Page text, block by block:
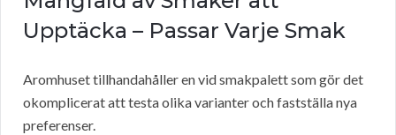
Upptäcka – Passar Varje Smak
Aromhuset tillhandahåller en vid smakpalett som gör det
okomplicerat att testa olika varianter och fastställa nya
preferenser.